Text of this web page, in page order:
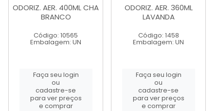
ODORIZ. AER. 400ML CHA
BRANCO
Código: 10565
Embalagem: UN
Faça seu login
ou
cadastre-se
para ver preços
e comprar
ODORIZ. AER. 360ML
LAVANDA
Código: 1458
Embalagem: UN
Faça seu login
ou
cadastre-se
para ver preços
e comprar